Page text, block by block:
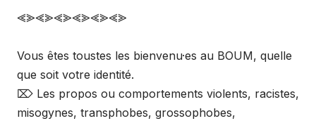
⪡⪢⪡⪢⪡⪢⪡⪢⪡⪢⪡⪢
Vous êtes toustes les bienvenu·es au BOUM, quelle
que soit votre identité.
⌦ Les propos ou comportements violents, racistes,
misogynes, transphobes, grossophobes,